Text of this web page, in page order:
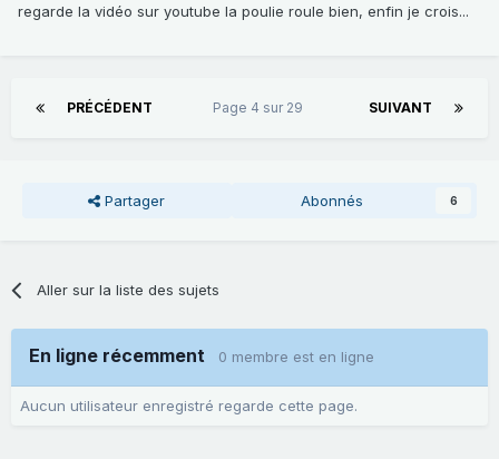
regarde la vidéo sur youtube la poulie roule bien, enfin je crois...
PRÉCÉDENT SUIVANT
Page 4 sur 29
Partager Abonnés 6
Aller sur la liste des sujets
En ligne récemment 0 membre est en ligne
Aucun utilisateur enregistré regarde cette page.